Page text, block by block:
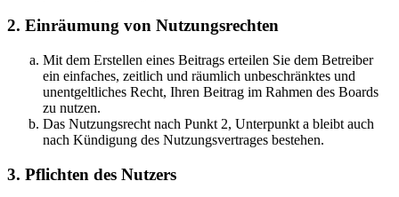
2. Einräumung von Nutzungsrechten
Mit dem Erstellen eines Beitrags erteilen Sie dem Betreiber
ein einfaches, zeitlich und räumlich unbeschränktes und
unentgeltliches Recht, Ihren Beitrag im Rahmen des Boards
zu nutzen.
Das Nutzungsrecht nach Punkt 2, Unterpunkt a bleibt auch
nach Kündigung des Nutzungsvertrages bestehen.
3. Pflichten des Nutzers